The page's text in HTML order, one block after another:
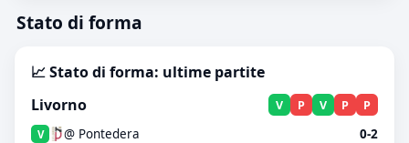
Stato di forma
📈 Stato di forma: ultime partite
Livorno
V P V P P
V @ Pontedera 0-2